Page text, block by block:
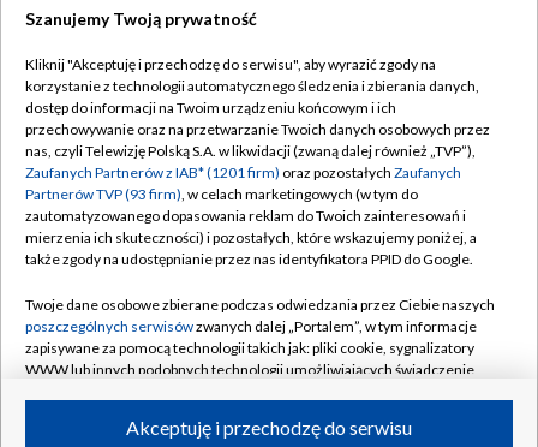
BIAŁYSTOK / BYDGOSZCZ
KRAKÓW / LUBLIN / ŁÓDŹ / OLSZTYN /
OPOLE / POZNAŃ / RZESZÓW /
SZCZECIN / WARSZAWA / WROCŁAW
TVP
Abonament TVP
Emisja w TVP
Polityka prywatności
Szanujemy Twoją prywatność
Kliknij "Akceptuję i przechodzę do serwisu", aby wyrazić zgody na
korzystanie z technologii automatycznego śledzenia i zbierania danych,
dostęp do informacji na Twoim urządzeniu końcowym i ich
przechowywanie oraz na przetwarzanie Twoich danych osobowych przez
nas, czyli Telewizję Polską S.A. w likwidacji (zwaną dalej również „TVP”),
Zaufanych Partnerów z IAB* (1201 firm) oraz pozostałych Zaufanych
Partnerów TVP (93 firm), w celach marketingowych (w tym do
zautomatyzowanego dopasowania reklam do Twoich zainteresowań i
mierzenia ich skuteczności) i pozostałych, które wskazujemy poniżej, a
także zgody na udostępnianie przez nas identyfikatora PPID do Google.
Twoje dane osobowe zbierane podczas odwiedzania przez Ciebie naszych
poszczególnych serwisówzwanych dalej „Portalem”, w tym informacje
zapisywane za pomocą technologii takich jak: pliki cookie, sygnalizatory
WWW lub innych podobnych technologii umożliwiających świadczenie
ruchu w Internecie.Akceptuję i przechodzę do serwisu